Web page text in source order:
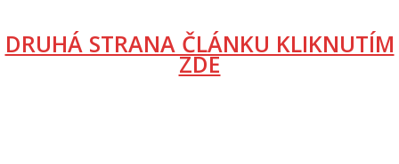
DRUHÁ STRANA ČLÁNKU KLIKNUTÍM
ZDE